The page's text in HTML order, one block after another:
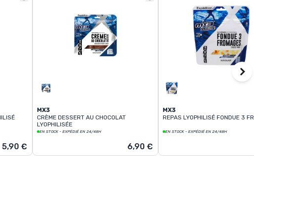
5,90 €
MX3
CRÈME DESSERT AU CHOCOLAT
LYOPHILISÉE
EN STOCK - EXPÉDIÉ EN 24/48H
6,90 €
MX3
REPAS LYOPHILISÉ FONDUE 3 FROMAGES
EN STOCK - EXPÉDIÉ EN 24/48H